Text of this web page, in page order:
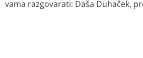
vama razgovarati: Daša Duhaček,